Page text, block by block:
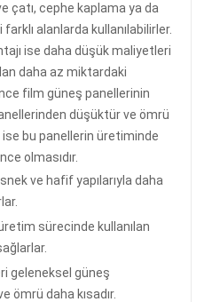
çatı, cephe kaplama ya da
alanlarda kullanılabilirler.
ise daha düşük maliyetleri
daha az miktardaki
film güneş panellerinin
düşüktür ve ömrü
ise bu panellerin üretiminde
olmasıdır.
ve hafif yapılarıyla daha
sürecinde kullanılan
geleneksel güneş
ömrü daha kısadır.